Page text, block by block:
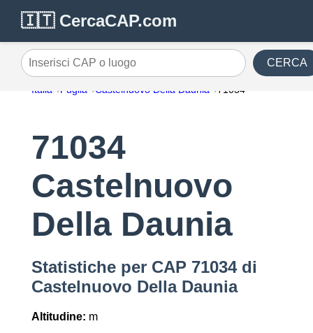
🇮🇹 CercaCAP.com
Inserisci CAP o luogo CERCA
Italia Puglia Castelnuovo Della Daunia 71034
71034
Castelnuovo
Della Daunia
Statistiche per CAP 71034 di
Castelnuovo Della Daunia
Altitudine: m